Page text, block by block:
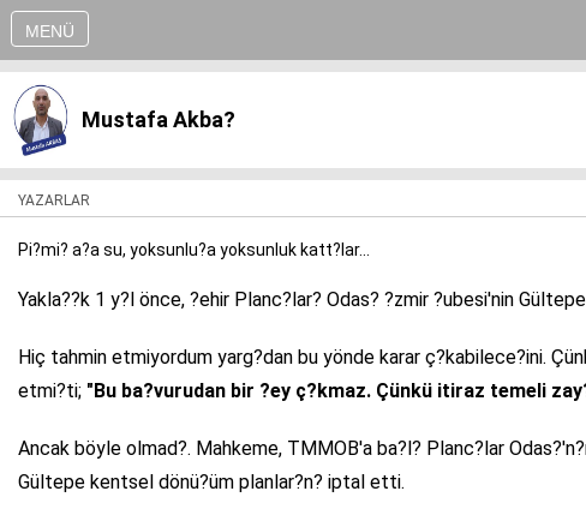
MENÜ
Mustafa Akba?
YAZARLAR
Pi?mi? a?a su, yoksunlu?a yoksunluk katt?lar...
Yakla??k 1 y?l önce, ?ehir Planc?lar? Odas? ?zmir ?ubesi'nin
Hiç tahmin etmiyordum yarg?dan bu yönde karar ç?kabilece?ini.
etmi?ti; "Bu ba?vurudan bir ?ey ç?kmaz. Çünkü itiraz temeli
Ancak böyle olmad?. Mahkeme, TMMOB'a ba?l? Planc?lar
Gültepe kentsel dönü?üm planlar?n? iptal etti.